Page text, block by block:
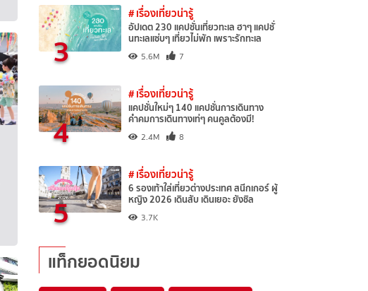
3
# เรื่องเที่ยวน่ารู้
อัปเดต 230 แคปชั่นเที่ยวทะเล ฮาๆ แคปชั่
นทะเลแซ่บๆ เที่ยวไม่พัก เพราะรักทะเล
5.6M 7
4
# เรื่องเที่ยวน่ารู้
แคปชั่นใหม่ๆ 140 แคปชั่นการเดินทาง
คำคมการเดินทางเท่ๆ คนคูลต้องมี!
2.4M 8
5
# เรื่องเที่ยวน่ารู้
6 รองเท้าใส่เที่ยวต่างประเทศ สนีกเกอร์ ผู้
หญิง 2026 เดินสับ เดินเยอะ ยังชิล
3.7K
แท็กยอดนิยม